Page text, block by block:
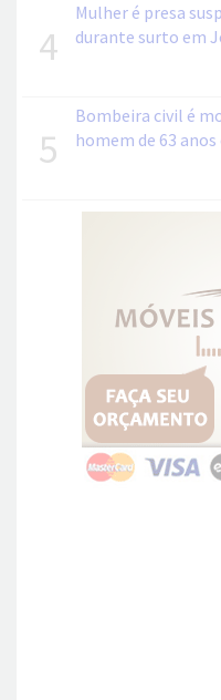
4
Mulher é presa
durante surto em
5
Bombeira civil é
homem de 63 anos